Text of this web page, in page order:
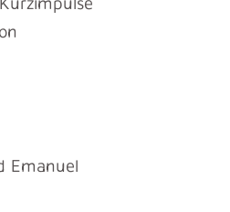
Emanuel